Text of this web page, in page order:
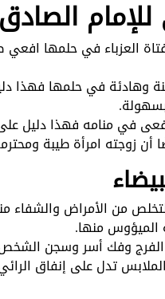
الصادق
العزباء في حلمها
وهادئة في حلمها فهذا
في منامه فهذا دليل
أن زوجته امرأة طيبة
من الأمراض والشفاء
الميؤوس منها.
الفرج وفك أسر وسجن
الملابس تدل على إنفاق